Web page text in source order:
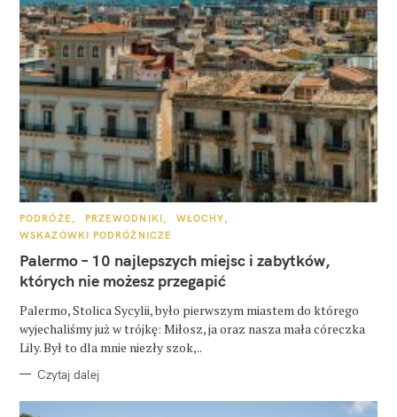
K
T
G
R
PODRÓŻE PRZEWODNIKI
WŁOCHY
WSKAZÓWKI PODRÓŻNICZE
Palermo – 10 najlepszych miejsc i zabytków,
których nie możesz przegapić
Palermo, Stolica Sycylii, było pierwszym miastem do którego
wyjechaliśmy już w trójkę: Miłosz, ja oraz nasza mała córeczka
Lily. Był to dla mnie niezły szok,..
Czytaj dalej